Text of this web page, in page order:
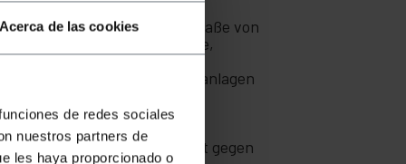
Acerca de las cookies
de redes sociales
nuestros partners de
les haya proporcionado o
Wandmodell hat Außenmaße von
verfügt er über eine robuste,
IP55 vollständigen
, IT- und Industrieanlagen
die eine hohe Beständigkeit gegen